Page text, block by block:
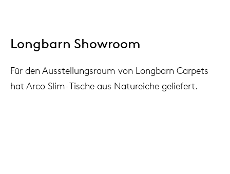
Longbarn Showroom
Für den Ausstellungsraum von Longbarn Carpets
hat Arco Slim-Tische aus Natureiche geliefert.